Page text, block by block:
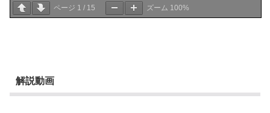
ページ 1 / 15 ズーム 100%
解説動画